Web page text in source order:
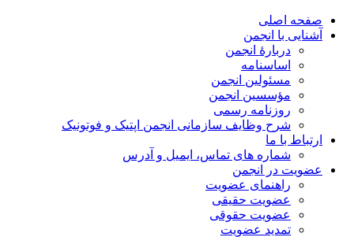
صفحه اصلی
آشنایی با انجمن
دربارۀ انجمن
اساسنامه
مسئولین انجمن
مؤسسین انجمن
روزنامه رسمی
شرح وظایف سازمانی انجمن اپتیک و فوتونیک
ارتباط با ما
شماره های تماس، ایمیل و آدرس
عضویت در انجمن
راهنمای عضویت
عضویت حقیقی
عضویت حقوقی
تمدید عضویت